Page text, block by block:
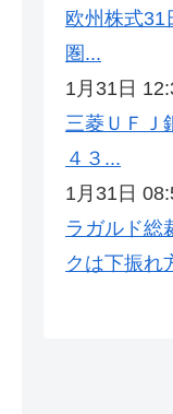
欧州株式
圏...
1月31日
三菱ＵＦＪ
４３...
1月31日
ラガルド
クは下振れ